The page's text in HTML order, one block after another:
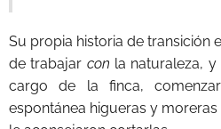
Su propia historia de transición
de trabajar con la naturaleza,
cargo de la finca,
espontánea higueras y